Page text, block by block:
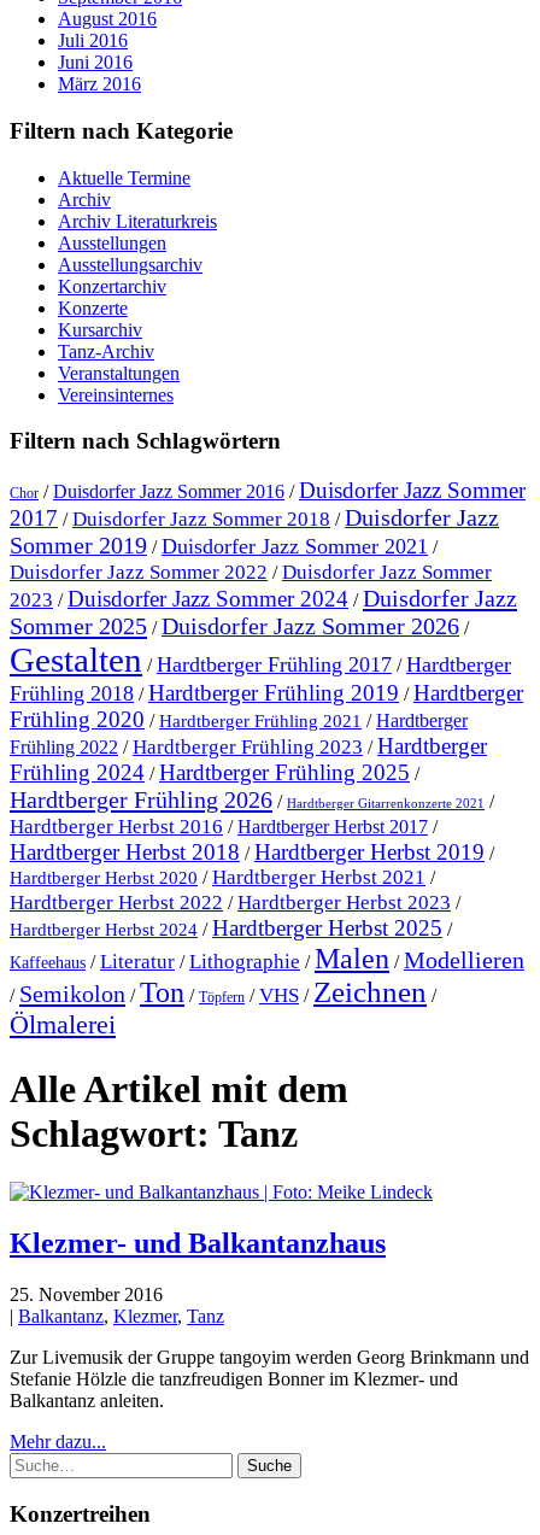
August 2016
Juli 2016
Juni 2016
März 2016
Filtern nach Kategorie
Aktuelle Termine
Archiv
Archiv Literaturkreis
Ausstellungen
Ausstellungsarchiv
Konzertarchiv
Konzerte
Kursarchiv
Tanz-Archiv
Veranstaltungen
Vereinsinternes
Filtern nach Schlagwörtern
Chor /Duisdorfer Jazz Sommer 2016 /Duisdorfer Jazz Sommer
2017 /Duisdorfer Jazz Sommer 2018 /Duisdorfer Jazz
Sommer 2019 /Duisdorfer Jazz Sommer 2021 /
Duisdorfer Jazz Sommer 2022 /Duisdorfer Jazz Sommer
2023 /Duisdorfer Jazz Sommer 2024 /Duisdorfer Jazz
Sommer 2025 /Duisdorfer Jazz Sommer 2026 /
Gestalten /Hardtberger Frühling 2017 /Hardtberger
Frühling 2018 /Hardtberger Frühling 2019 /Hardtberger
Frühling 2020 /Hardtberger Frühling 2021 /Hardtberger
Frühling 2022 /Hardtberger Frühling 2023 /Hardtberger
Frühling 2024 /Hardtberger Frühling 2025 /
Hardtberger Frühling 2026 / Hardtberger Gitarrenkonzerte 2021 /
Hardtberger Herbst 2016 /Hardtberger Herbst 2017 /
Hardtberger Herbst 2018 /Hardtberger Herbst 2019 /
Hardtberger Herbst 2020 /Hardtberger Herbst 2021 /
Hardtberger Herbst 2022 /Hardtberger Herbst 2023 /
Hardtberger Herbst 2024 /Hardtberger Herbst 2025 /
Kaffeehaus /Literatur /Lithographie /Malen /Modellieren
/ Semikolon /Ton / Töpfern /VHS / Zeichnen /
Ölmalerei
Alle Artikel mit dem
Schlagwort: Tanz
Klezmer- und Balkantanzhaus
25. November 2016
| Balkantanz, Klezmer, Tanz
Zur Livemusik der Gruppe tangoyim werden Georg Brinkmann und
Stefanie Hölzle die tanzfreudigen Bonner im Klezmer- und
Balkantanz anleiten.
Mehr dazu...
Suche
Konzertreihen